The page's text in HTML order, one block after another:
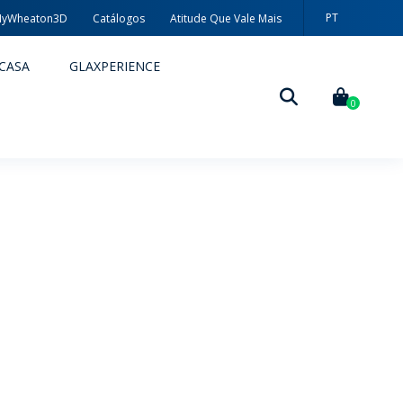
Catálogos Atitude Que Vale Mais
PT
GLAXPERIENCE
0